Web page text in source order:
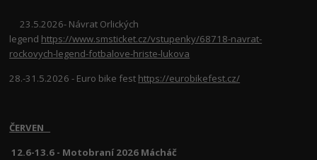
23.5.2026- Návrat Orlických
legend https://www.smsticket.cz/vstupenky/68718-navrat-
rockovych-legend-fotbalove-hriste-lukova
28.-31.5.2026 - Euro bike fest https://eurobikefest.cz/
ČERVEN
12.6-13.6 - Motobraní 2026 Mácháč